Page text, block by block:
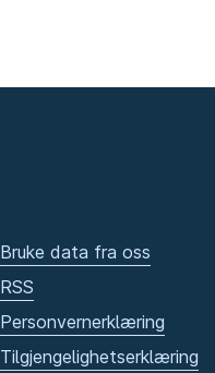
Bruke data fra oss
RSS
Personvernerklæring
Tilgjengelighetserklæring